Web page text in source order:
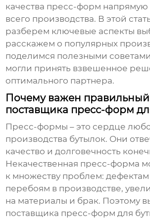
качества пресс-форм напрямую
всего производства. В этой
разберем ключевые аспекты
расскажем о популярных
поделимся полезными
могли принять взвешенное
оптимального партнера.
Почему важен
поставщика пресс-форм
Пресс-формы – это сердце
производства бутылок. Они
качество и долговечность
Некачественная пресс-форма
к множеству проблем: дефектам
перебоям в производстве,
на материалы и брак. Поэтому
поставщика пресс-форм для